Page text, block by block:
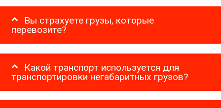
Вы страхуете грузы, которые
перевозите?
Какой транспорт используется для
транспортировки негабаритных грузов?